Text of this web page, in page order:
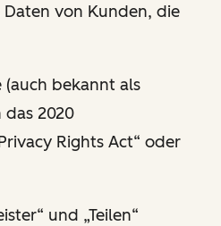
Daten von Kunden, die
(auch bekannt als
das 2020
Rights Act“ oder
und „Teilen“